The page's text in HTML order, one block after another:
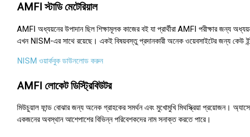
AMFI স্টাডি মেটেরিয়াল
AMFI অধ্যয়নের উপাদান ছিল শিক্ষামূলক কাজের বই যা প্রার্থীরা AMFI পরীক্ষার জন্য
এখন NISM-এর সাথে রয়েছে। একই বিষয়বস্তু প্রদানকারী অনেক ওয়েবসাইটের জন্য কেউ
NISM ওয়ার্কবুক ডাউনলোড করুন
AMFI লোকেট ডিস্ট্রিবিউটর
মিউচুয়াল ফান্ড বোঝার জন্য অনেক গ্রাহকের সমর্থন এবং মুখোমুখি মিথস্ক্রিয়া প্রয়োজন।
একজনের অবস্থান আশেপাশের বিভিন্ন পরিবেশকদের নাম সনাক্ত করতে পারে।